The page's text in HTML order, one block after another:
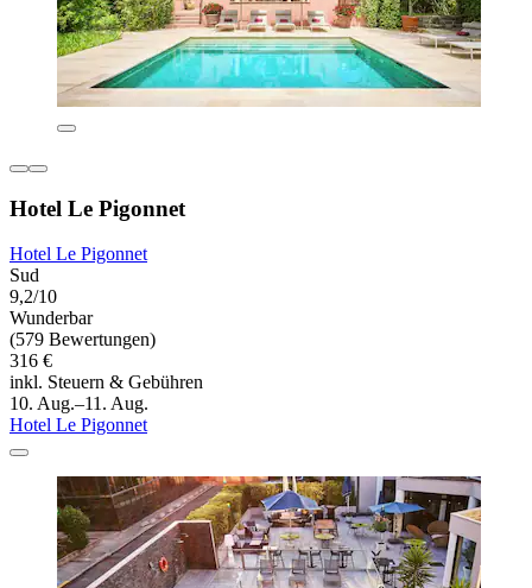
Hotel Le Pigonnet
Hotel Le Pigonnet
Sud
9,2/10
Wunderbar
(579 Bewertungen)
316 €
inkl. Steuern & Gebühren
10. Aug.–11. Aug.
Hotel Le Pigonnet